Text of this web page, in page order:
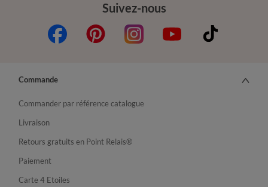
Suivez-nous
Commande
Commander par référence catalogue
Livraison
Retours gratuits en Point Relais®
Paiement
Carte 4 Etoiles